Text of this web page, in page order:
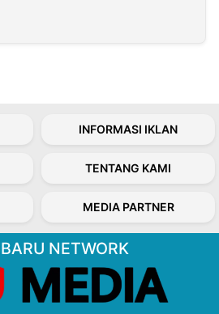
INFORMASI IKLAN
TENTANG KAMI
MEDIA PARTNER
NETWORK